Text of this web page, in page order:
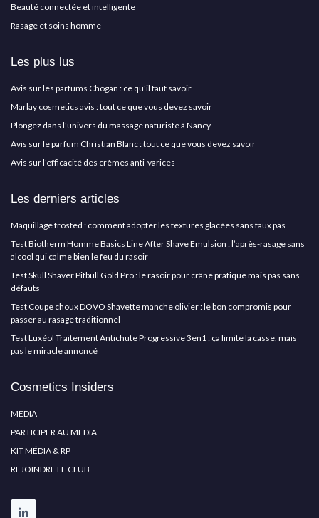
Beauté connectée et intelligente
Rasage et soins homme
Les plus lus
Avis sur les parfums Chogan : ce qu'il faut savoir
Marlay cosmetics avis : tout ce que vous devez savoir
Plongez dans l'univers du massage naturiste à Nancy
Avis sur le parfum Christian Blanc : tout ce que vous devez savoir
Avis sur l'efficacité des crèmes anti-varices
Les derniers articles
Maquillage frosted : comment adopter les textures glacées sans faux pas
Test Biotherm Homme Basics Line After Shave Emulsion : l’après-rasage sans
alcool qui calme bien le feu du rasoir
Test Skull Shaver Pitbull Gold Pro : le rasoir pour crâne pratique mais pas sans
défauts
Test Coupe choux DOVO Shavette manche olivier : le bon compromis pour
passer au rasage traditionnel
Test Luxéol Traitement Antichute Progressive 3en1 : ça limite la casse, mais
pas le miracle annoncé
Cosmetics Insiders
MEDIA
PARTICIPER AU MEDIA
KIT MÉDIA & RP
REJOINDRE LE CLUB